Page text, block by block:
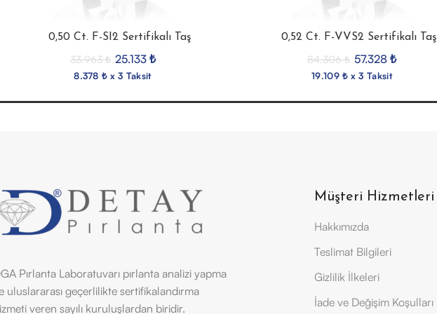
0,50 Ct. F-SI2 Sertifikalı Taş
33.963₺ 25.133 ₺
8.378 ₺ x 3 Taksit
0,52 Ct. F-VVS2 Sertifikalı Taş
84.306₺ 57.328 ₺
19.109 ₺ x 3 Taksit
Pırlanta Laboratuvarı pırlanta analizi yapma
uluslararası geçerlilikte sertifikalandırma
veren sayılı kuruluşlardan biridir.
Müşteri Hizmetleri
Hakkımızda
Teslimat Bilgileri
Gizlilik İlkeleri
İade ve Değişim Koşulları